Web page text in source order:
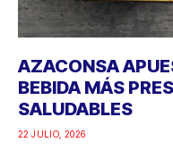
AZACONSA
BEBIDA MÁS
SALUDABLES
22 JULIO, 2026